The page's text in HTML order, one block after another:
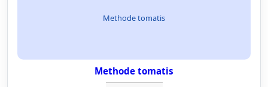
Methode tomatis
Methode tomatis